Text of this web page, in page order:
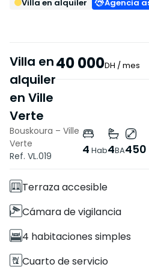
Villa en alquiler Agencia
Villa en
alquiler
en Ville
Verte
40 000DH / mes
Bouskoura – Ville
Verte
Ref. VL.019
4 Hab4BA450
Características
Villa
Terraza accesible
Cámara de vigilancia
4 habitaciones simples
Cuarto de servicio